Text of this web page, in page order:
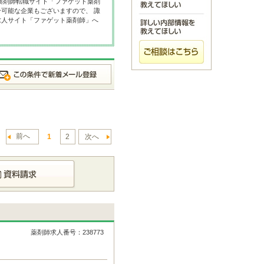
能な企業もございますので、 諏
サイト「ファゲット薬剤師」へ
前へ 1 2 次へ
薬剤師求人番号：238773